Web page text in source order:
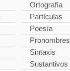
Ortografía
Partículas
Poesía
Pronombres
Sintaxis
Sustantivos